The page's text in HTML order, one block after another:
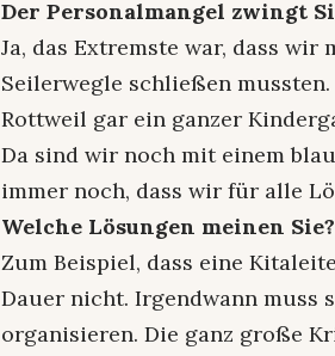
Der Personalmangel zwingt
Ja, das Extremste war, dass
Seilerwegle schließen
Rottweil gar ein ganzer
Da sind wir noch mit einem
immer noch, dass wir für alle
Welche Lösungen meinen Sie?
Zum Beispiel, dass eine
Dauer nicht. Irgendwann muss
organisieren. Die ganz große